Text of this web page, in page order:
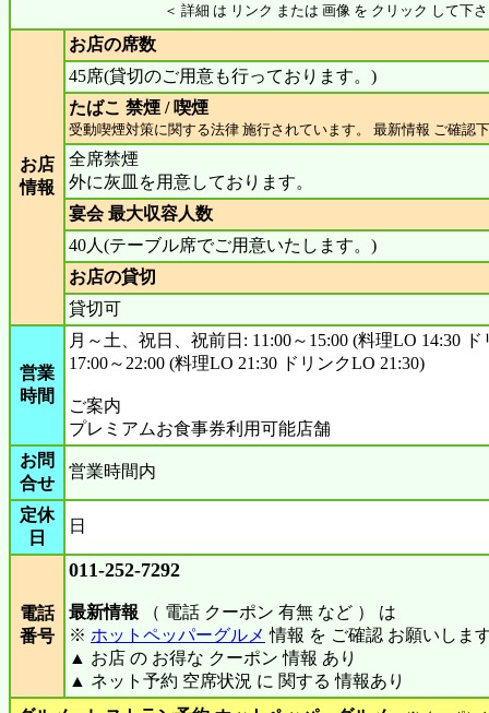
＜ 詳細 は リンク または 画像 を クリック して下
お店
情報
お店の席数
45席(貸切のご用意も行っております。)
たばこ 禁煙 / 喫煙
受動喫煙対策に関する法律 施行されています。 最新情報 ご確認
全席禁煙
外に灰皿を用意しております。
宴会 最大収容人数
40人(テーブル席でご用意いたします。)
お店の貸切
貸切可
営業
時間
月～土、祝日、祝前日: 11:00～15:00 (料理LO 14:30 ド
17:00～22:00 (料理LO 21:30 ドリンクLO 21:30)
ご案内
プレミアムお食事券利用可能店舗
お問
合せ
営業時間内
定休
日
日
電話
番号
011-252-7292
最新情報 （ 電話 クーポン 有無 など ） は
※ ホットペッパーグルメ 情報 を ご確認 お願いしま
▲ お店 の お得な クーポン 情報 あり
▲ ネット予約 空席状況 に 関する 情報あり